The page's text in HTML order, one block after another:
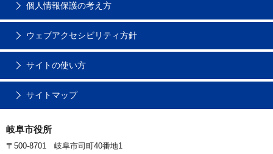
個人情報保護の考え方
ウェブアクセシビリティ方針
サイトの使い方
サイトマップ
岐阜市役所
〒500-8701 岐阜市司町40番地1